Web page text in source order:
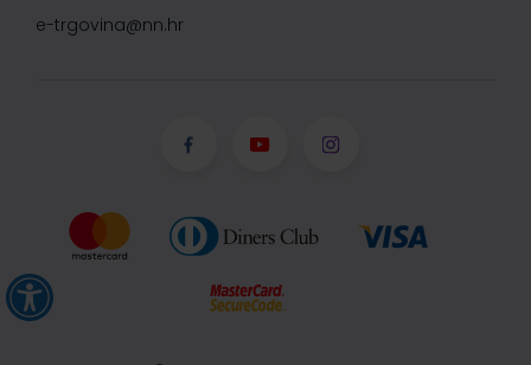
e-trgovina@nn.hr